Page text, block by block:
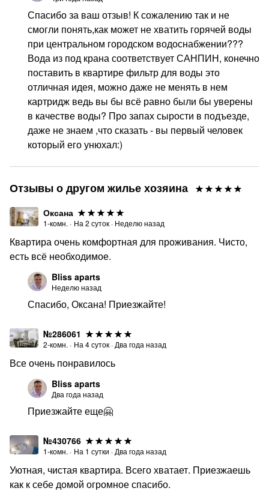
Спасибо за ваш отзыв! К сожалению так и не
смогли понять,как может не хватить горячей воды
при центральном городском водоснабжении???
Вода из под крана соответствует САНПИН, конечно
поставить в квартире фильтр для воды это
отличная идея, можно даже не менять в нем
картридж ведь вы бы всё равно были бы уверены
в качестве воды? Про запах сырости в подъезде,
даже не знаем ,что сказать - вы первый человек
который его унюхал:)
Отзывы о другом жилье хозяина
Оксана
1-комн. · На 2 суток · Неделю назад
Квартира очень комфортная для проживания. Чисто,
есть всё необходимое.
Bliss aparts
Неделю назад
Спасибо, Оксана! Приезжайте!
№286061
2-комн. · На 4суток · Два года назад
Все очень понравилось
Bliss aparts
Два года назад
Приезжайте еще🤗
№430766
1-комн. · На 1 сутки · Два года назад
Уютная, чистая квартира. Всего хватает. Приезжаешь
как к себе домой огромное спасибо.